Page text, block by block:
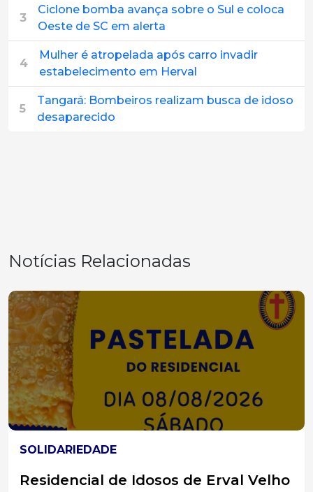
3
Ciclone bomba avança sobre o Sul e coloca
Oeste de SC em alerta
4
Mulher é atropelada após carro invadir
estabelecimento em Herval
5
Tangará: Bombeiros realizam busca de idoso
desaparecido
Notícias Relacionadas
AGRO EM FOCO
Raiva avança em animais de